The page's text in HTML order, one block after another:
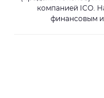
компанией ICO.
финансовым